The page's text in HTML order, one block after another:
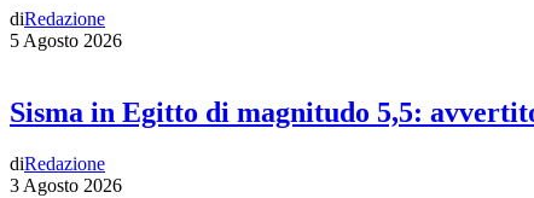
diRedazione
5 Agosto 2026
Sisma in Egitto di magnitudo 5,5:
diRedazione
3 Agosto 2026